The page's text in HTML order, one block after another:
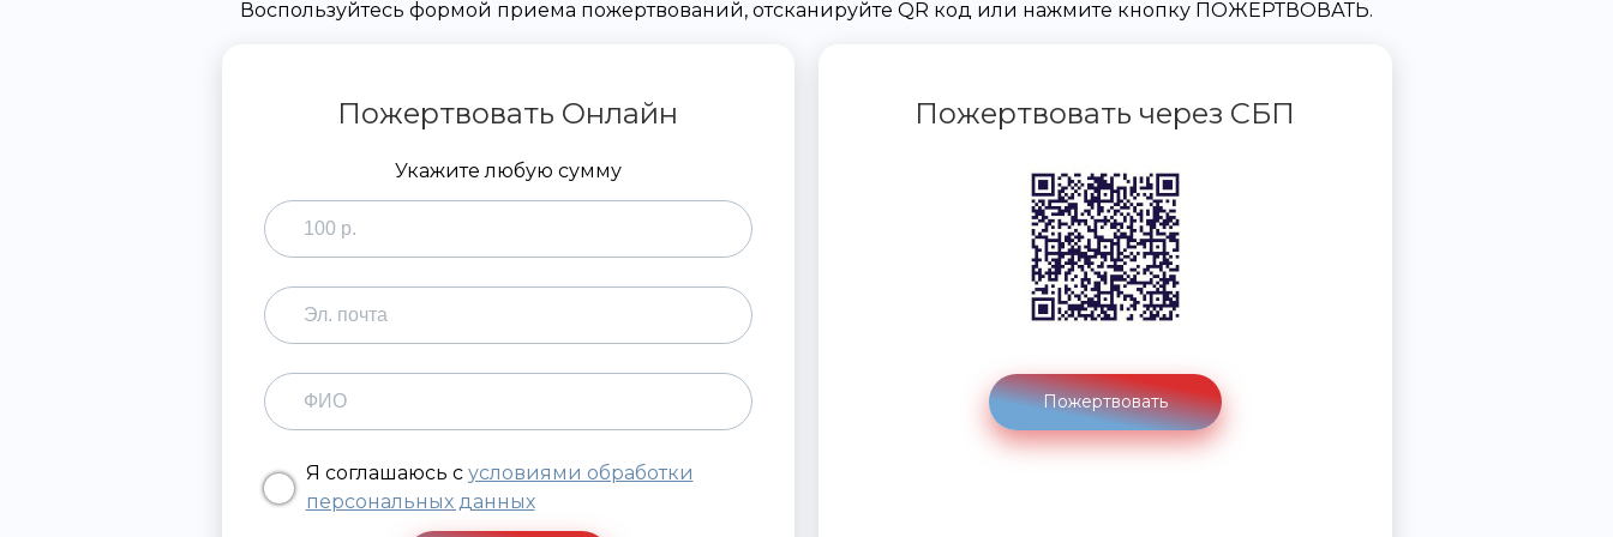
Воспользуйтесь формой приема пожертвований, отсканируйте QR код или нажмите кнопку ПОЖЕРТВОВАТЬ.
Пожертвовать Онлайн
Укажите любую сумму
Я соглашаюсь с условиями обработки
персональных данных
Пожертвовать через СБП
Пожертвовать